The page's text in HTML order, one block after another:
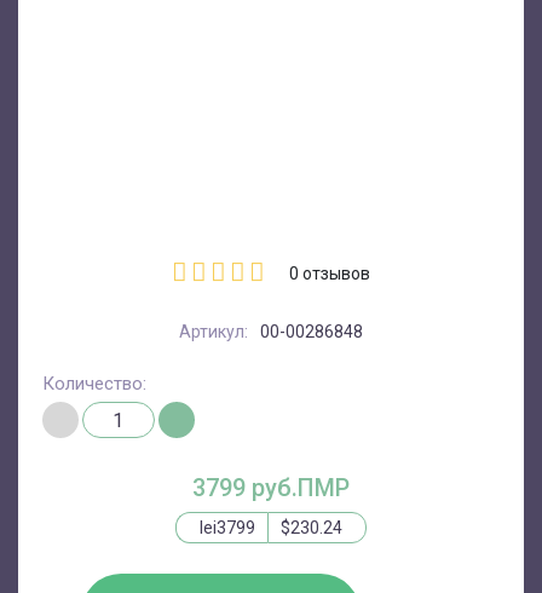
0 отзывов
Артикул: 00-00286848
3799 руб.ПМР
lei3799 $230.24
Количество: